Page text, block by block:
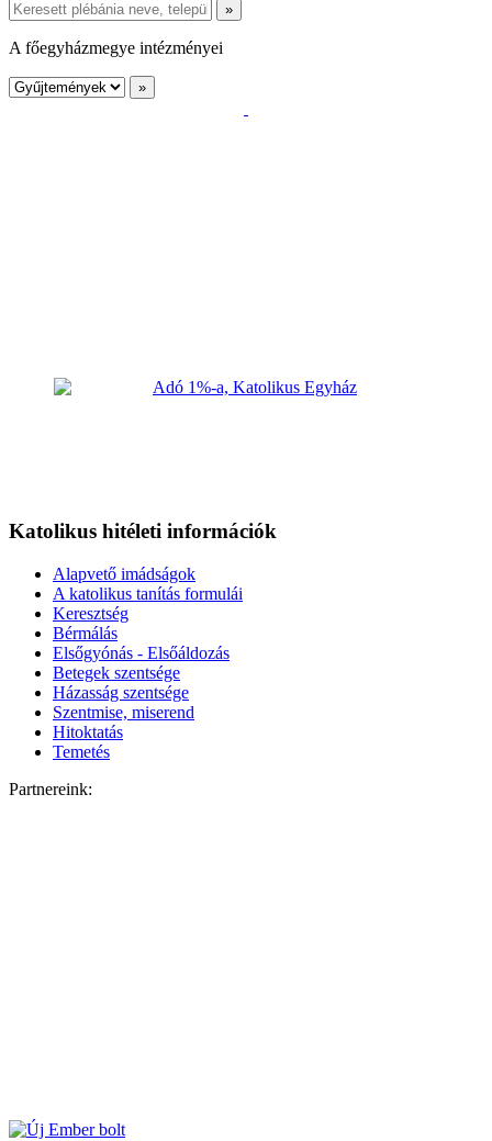
A főegyházmegye intézményei
Katolikus hitéleti információk
Alapvető imádságok
A katolikus tanítás formulái
Keresztség
Bérmálás
Elsőgyónás - Elsőáldozás
Betegek szentsége
Házasság szentsége
Szentmise, miserend
Hitoktatás
Temetés
Partnereink: